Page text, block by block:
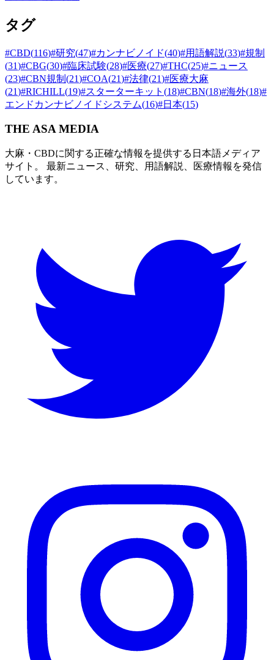
タグ
#CBD(116)#研究(47)#カンナビノイド(40)#用語解説(33)#規制
(31)#CBG(30)#臨床試験(28)#医療(27)#THC(25)#ニュース
(23)#CBN規制 (21)#COA(21)#法律(21)#医療大麻
(21)#RICHILL(19)#スターターキット (18)#CBN(18)#海外(18)#
エンドカンナビノイドシステム(16)#日本(15)
THE ASA MEDIA
大麻・CBDに関する正確な情報を提供する日本語メディア
サイト。 最新ニュース、研究、用語解説、医療情報を発信
しています。